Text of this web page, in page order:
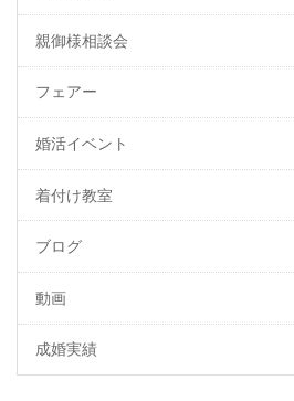
親御様相談会
フェアー
婚活イベント
着付け教室
ブログ
動画
成婚実績